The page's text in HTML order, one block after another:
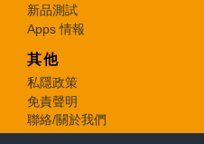
新品測試
Apps 情報
其他
私隱政策
免責聲明
聯絡/關於我們